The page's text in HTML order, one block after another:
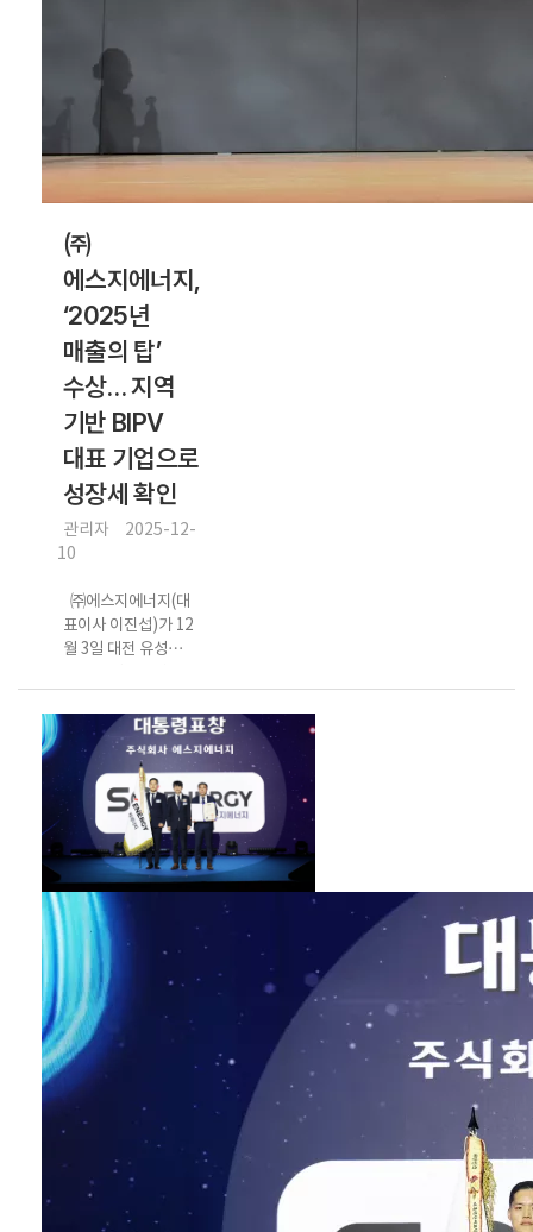
㈜
에스지에너지,
‘2025년
매출의 탑’
수상… 지역
기반 BIPV
대표 기업으로
성장세 확인
관리자
2025-12-
10
표이사 이진섭)가 12
월 3일 대전 유성구
열린 ‘2025년 매출의
탑 및 유망중소기업·
모범명문기업 시상
식’에서 ‘매출의
탑’을 수상했다. 이번
행사는 대전시가 지
역 산업 발전에 기여
한 기업을 선정해 격
려하는 자리로, 올해
총 52개사가 선정됐
다. ‘매출의 탑’은 전
년도 매출액 100억
원 이상을 기록한 기
업 중 지역 경제 기여
도와 성장 가능성을
갖춘 기업에게 수여
된다. ㈜에스지에너
지는
BIPV(Building
Integrated
Photovoltaics, 건
물일체형태양광) 전